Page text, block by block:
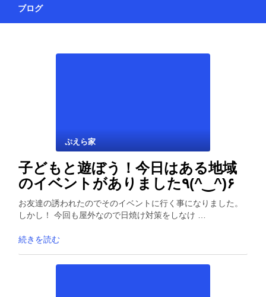
働く母の40代を楽しむ方法
ー活動を通して、豊かな生活を楽しんでいます。懸賞やモニター生
活だけでなく、大好きな【旅行・温泉・食育・美容健康アイテム探
索】も全力で楽しみます。
ブログ
ぷえら家
子どもと遊ぼう！今日はある地域
のイベントがありました٩(^‿^)۶
お友達の誘われたのでそのイベントに行く事になりました。
しかし！ 今回も屋外なので日焼け対策をしなけ …
続きを読む